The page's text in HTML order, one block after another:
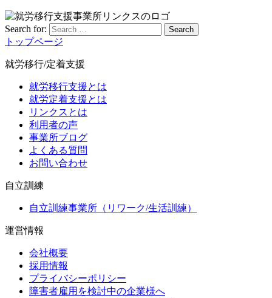
Search for: Search
トップページ
就労移行/定着支援
就労移行支援とは
就労定着支援とは
リンクスとは
利用者の声
事業所ブログ
よくある質問
お問い合わせ
自立訓練
自立訓練事業所（リワーク/生活訓練）
運営情報
会社概要
採用情報
プライバシーポリシー
障害者雇用を検討中の企業様へ